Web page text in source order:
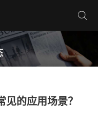
的应用场景？